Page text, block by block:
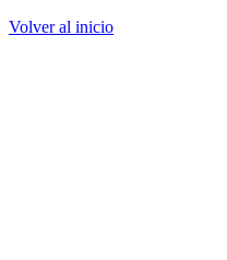
Volver al inicio